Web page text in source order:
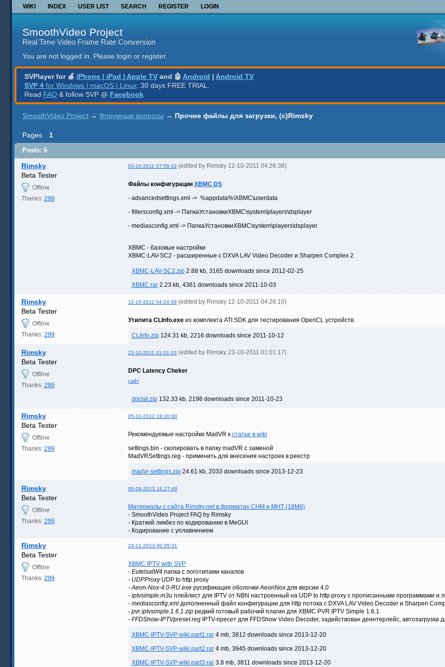
WIKI INDEX USER LIST SEARCH REGISTER LOGIN
SmoothVideo Project
Real Time Video Frame Rate Conversion
You are not logged in. Please login or register.
SVPlayer for 🍎 iPhone | iPad | Apple TV and 🤖 Android | Android TV
SVP 4 for Windows | macOS | Linux: 30 days FREE TRIAL.
Read FAQ & follow SVP @ Facebook
SmoothVideo Project → Форумные вопросы → Прочие файлы для загрузки, (c)Rimsky
Pages 1
Posts: 6
Rimsky 03-10-2011 07:56:33 (edited by Rimsky 12-10-2011 04:26:38)
Beta Tester
Offline
Thanks: 299
Файлы конфигурации XBMC DS
- advancedsettings.xml -> %appdata%\XBMC\userdata
- filtersconfig.xml -> ПапкаУстановкиXBMC\system\players\dsplayer
- mediasconfig.xml -> ПапкаУстановкиXBMC\system\players\dsplayer
XBMC - базовые настройки
XBMC-LAV-SC2 - расширенные с DXVA LAV Video Decoder и Sharpen Complex 2
XBMC-LAV-SC2.zip 2.88 kb, 3165 downloads since 2012-02-25
XBMC.rar 2.23 kb, 4361 downloads since 2011-10-03
Rimsky 12-10-2011 04:24:58 (edited by Rimsky 12-10-2011 04:26:10)
Beta Tester
Offline
Thanks: 299
Утилита CLInfo.exe из комплекта ATI SDK для тестирования OpenCL устройств
CLInfo.zip 124.31 kb, 2216 downloads since 2011-10-12
Rimsky 23-10-2011 01:01:03 (edited by Rimsky 23-10-2011 01:01:17)
Beta Tester
Offline
Thanks: 299
DPC Latency Cheker
сайт
dpclat.zip 132.33 kb, 2198 downloads since 2011-10-23
Rimsky 05-10-2012 19:20:00
Beta Tester
Offline
Thanks: 299
Рекомендуемые настройки MadVR к статье в wiki
settings.bin - скопировать в папку madVR c заменой
MadVRSettings.reg - применить для внесения настроек в реестр
madvr-settings.zip 24.61 kb, 2033 downloads since 2013-12-23
Rimsky 09-09-2013 16:27:49
Beta Tester
Offline
Thanks: 299
Материалы с сайта Rimsky.net в форматах CHM и MHT (18Мб)
- SmoothVideo Project FAQ by Rimsky
- Краткий ликбез по кодированию в MeGUI
- Кодирование с уплавнением
Rimsky 24-11-2013 00:35:31
Beta Tester
Offline
Thanks: 299
XBMC IPTV with SVP
- EutelsatW4 папка с логотипами каналов
- UDPProxyUDP to http proxy
-Aeon-Nox-4.0-RU.exe русификация оболочки AeonNox для версии 4.0
- iptvsimple.m3u плейлист для IPTV от NBN настроенный на UDP to http proxy с прописанными программами и
- mediasconfig.xml дополненный файл конфигурации для http потока с DXVA LAV Video Decoder и Sharpen
- pvr.iptvsimple.1.6.1.zip редкий готовый рабочий плагин для XBMC PVR IPTV Simple 1.6.1
- FFDShow-IPTVpreset.reg IPTV-пресет для FFDShow Video Decoder, задействован деинтерлейс, автозагрузка
XBMC-IPTV-SVP-wiki.part1.rar 4 mb, 3812 downloads since 2013-12-20
XBMC-IPTV-SVP-wiki.part2.rar 4 mb, 3945 downloads since 2013-12-20
XBMC-IPTV-SVP-wiki.part3.rar 3.8 mb, 3811 downloads since 2013-12-20